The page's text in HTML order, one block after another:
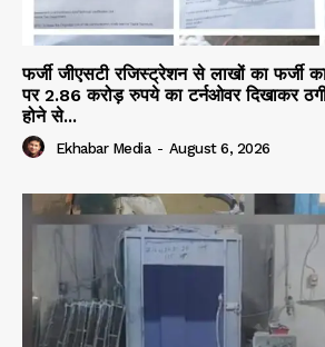
फर्जी जीएसटी रजिस्ट्रेशन से लाखों का फर्जी
पर 2.86 करोड़ रुपये का टर्नओवर दिखाकर
होने से...
Ekhabar Media - August 6, 2026